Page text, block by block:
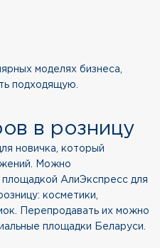
моделях бизнеса,
подходящую.
в розницу
новичка, который
Можно
площадкой АлиЭкспресс для
косметики,
Перепродавать их можно
площадки Беларуси.